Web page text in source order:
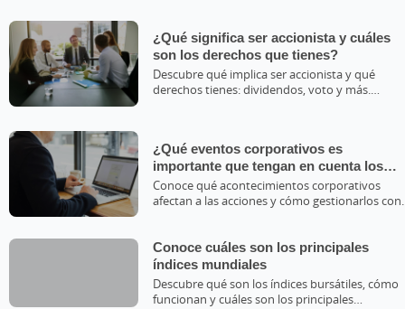
¿Qué significa ser accionista y cuáles
son los derechos que tienes?
Descubre qué implica ser accionista y qué
derechos tienes: dividendos, voto y más.
¿Qué eventos corporativos es
importante que tengan en cuenta los
accionistas?
Conoce qué acontecimientos corporativos
afectan a las acciones y cómo gestionarlos con
Conoce cuáles son los principales
índices mundiales
Descubre qué son los índices bursátiles, cómo
funcionan y cuáles son los principales